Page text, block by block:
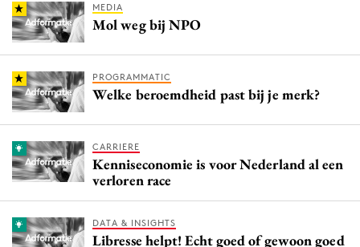
MEDIA
Mol weg bij NPO
PROGRAMMATIC
Welke beroemdheid past bij je merk?
CARRIERE
Kenniseconomie is voor Nederland al een
verloren race
DATA & INSIGHTS
Libresse helpt! Echt goed of gewoon goed